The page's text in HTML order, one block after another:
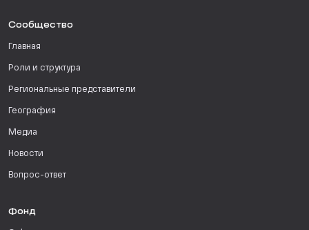
Сообщество
Главная
Роли и структура
Региональные представители
География
Медиа
Новости
Вопрос-ответ
Фонд